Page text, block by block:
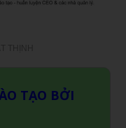
TẠO BỞI